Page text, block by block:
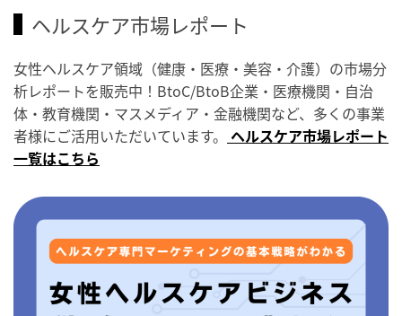
ヘルスケア市場レポート
女性ヘルスケア領域（健康・医療・美容・介護）の市場分
析レポートを販売中！BtoC/BtoB企業・医療機関・自治
体・教育機関・マスメディア・金融機関など、多くの事業
者様にご活用いただいています。 ヘルスケア市場レポート
一覧はこちら